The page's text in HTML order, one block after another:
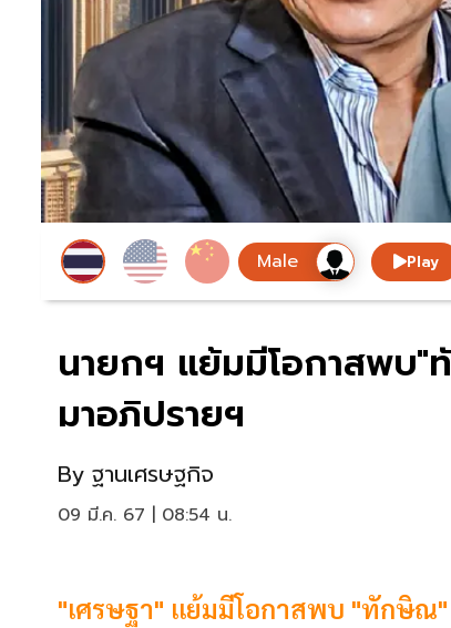
Play
นายกฯ แย้มมีโอกาสพบ"
มาอภิปรายฯ
By ฐานเศรษฐกิจ
09 มี.ค. 67 | 08:54 น.
"เศรษฐา" แย้มมีโอกาสพบ "ทักษิณ"